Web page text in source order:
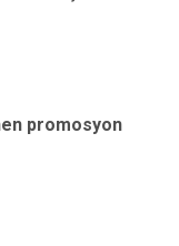
promosyon